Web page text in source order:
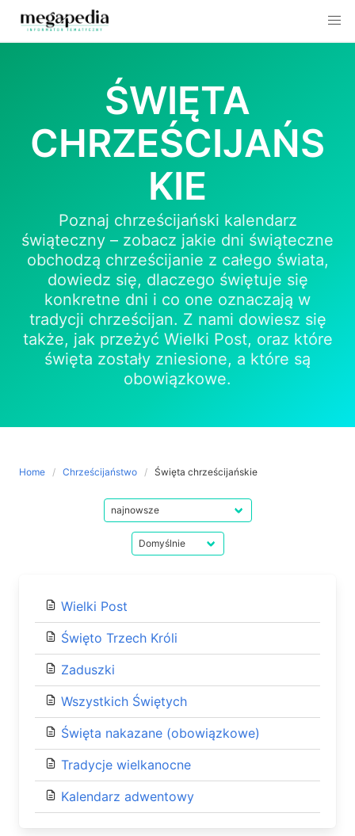
ŚWIĘTA
CHRZEŚCIJAŃS
KIE
Poznaj chrześcijański kalendarz
świąteczny – zobacz jakie dni świąteczne
obchodzą chrześcijanie z całego świata,
dowiedz się, dlaczego świętuje się
konkretne dni i co one oznaczają w
tradycji chrześcijan. Z nami dowiesz się
także, jak przeżyć Wielki Post, oraz które
święta zostały zniesione, a które są
obowiązkowe.
Home Chrześcijaństwo Święta chrześcijańskie
Wielki Post
Święto Trzech Króli
Zaduszki
Wszystkich Świętych
Święta nakazane (obowiązkowe)
Tradycje wielkanocne
Kalendarz adwentowy